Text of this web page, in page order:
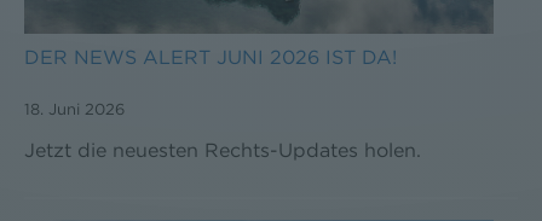
DER NEWS ALERT JUNI 2026 IST DA!
18. Juni 2026
Jetzt die neuesten Rechts-Updates holen.